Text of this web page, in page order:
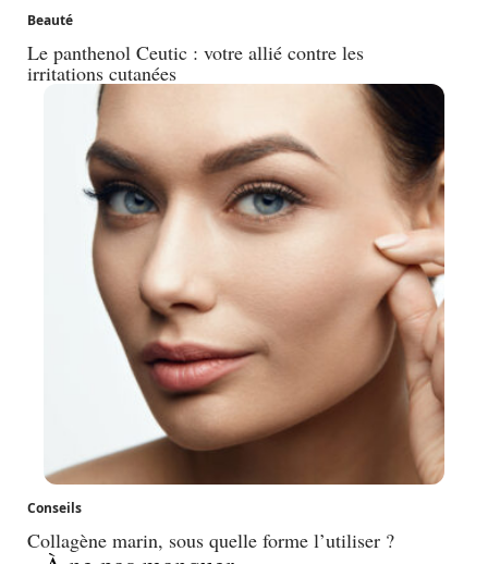
Beauté
Le panthenol Ceutic : votre allié contre les
irritations cutanées
Conseils
Collagène marin, sous quelle forme l’utiliser ?